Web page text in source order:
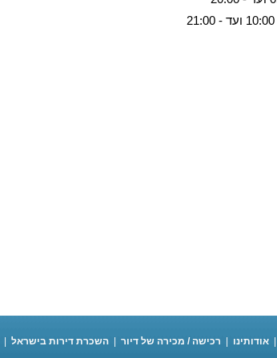
אודותינו רכישה / מכירה של דיור השכרת דירות בישראל